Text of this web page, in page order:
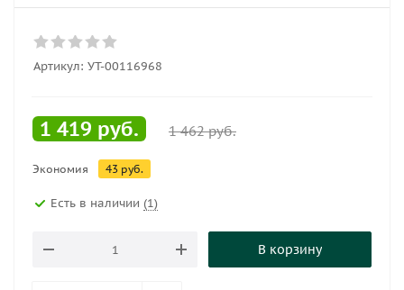
Артикул: УТ-00116968
1 419 руб. 1 462руб.
Экономия 43 руб.
Есть в наличии (1)
В корзину